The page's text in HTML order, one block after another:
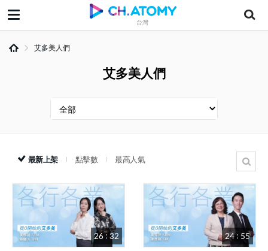
台灣
艾多美人們
艾多美人們
最新上架 點擊數 最高人氣
26 : 32 24 : 55